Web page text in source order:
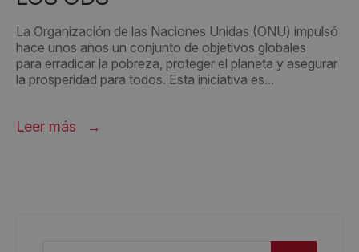
La Organización de las Naciones Unidas (ONU) impulsó
hace unos años un conjunto de objetivos globales
para erradicar la pobreza, proteger el planeta y asegurar
la prosperidad para todos. Esta iniciativa es...
Leer más